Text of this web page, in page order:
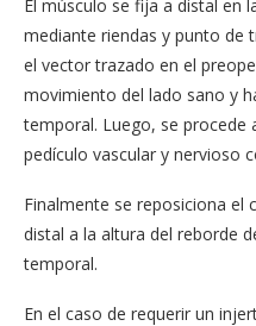
El músculo se fija a distal en
mediante riendas y punto de
el vector trazado en el
movimiento del lado sano y
temporal. Luego, se procede
pedículo vascular y nervioso
Finalmente se reposiciona el
distal a la altura del reborde
temporal.
En el caso de requerir un